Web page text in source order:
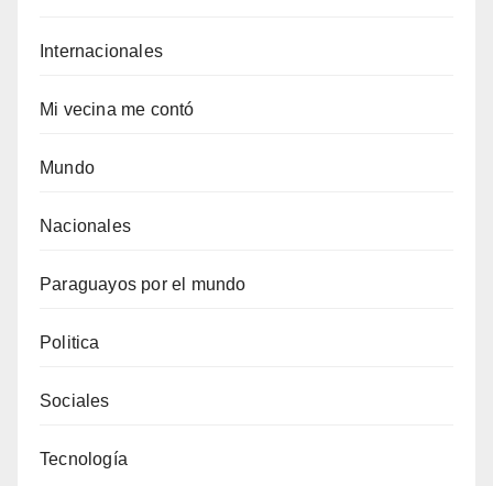
Internacionales
Mi vecina me contó
Mundo
Nacionales
Paraguayos por el mundo
Politica
Sociales
Tecnología